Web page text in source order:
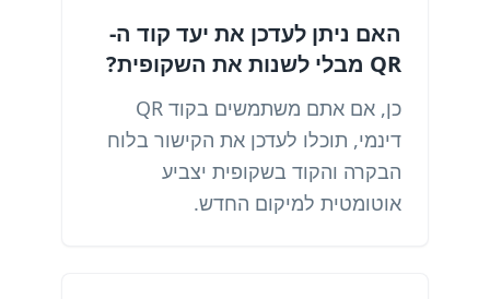
האם ניתן לעדכן את יעד קוד ה-
QR מבלי לשנות את השקופית?
כן, אם אתם משתמשים בקוד QR
דינמי, תוכלו לעדכן את הקישור בלוח
הבקרה והקוד בשקופית יצביע
אוטומטית למיקום החדש.